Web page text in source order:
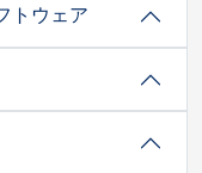
トウェア